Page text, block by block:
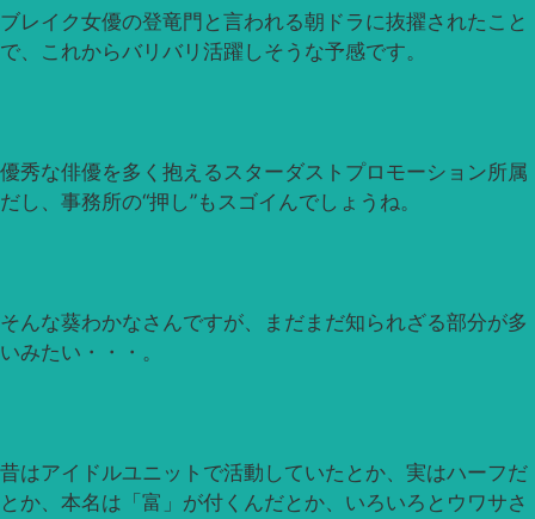
ブレイク女優の登竜門と言われる朝ドラに抜擢されたこと
で、これからバリバリ活躍しそうな予感です。
優秀な俳優を多く抱えるスターダストプロモーション所属
だし、事務所の“押し”もスゴイんでしょうね。
そんな葵わかなさんですが、まだまだ知られざる部分が多
いみたい・・・。
昔はアイドルユニットで活動していたとか、実はハーフだ
とか、本名は「富」が付くんだとか、いろいろとウワサさ